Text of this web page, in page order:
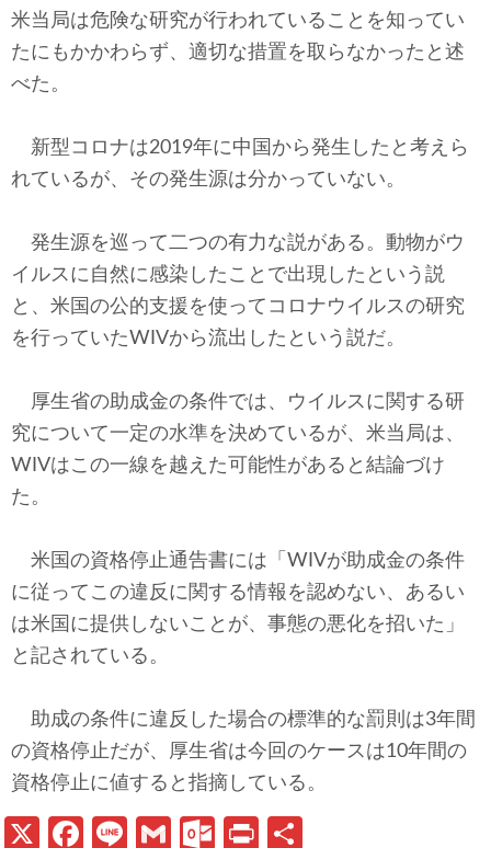
米当局は危険な研究が行われていることを知ってい
たにもかかわらず、適切な措置を取らなかったと述
べた。
新型コロナは2019年に中国から発生したと考えら
れているが、その発生源は分かっていない。
発生源を巡って二つの有力な説がある。動物がウ
イルスに自然に感染したことで出現したという説
と、米国の公的支援を使ってコロナウイルスの研究
を行っていたWIVから流出したという説だ。
厚生省の助成金の条件では、ウイルスに関する研
究について一定の水準を決めているが、米当局は、
WIVはこの一線を越えた可能性があると結論づけ
た。
米国の資格停止通告書には「WIVが助成金の条件
に従ってこの違反に関する情報を認めない、あるい
は米国に提供しないことが、事態の悪化を招いた」
と記されている。
助成の条件に違反した場合の標準的な罰則は3年間
の資格停止だが、厚生省は今回のケースは10年間の
資格停止に値すると指摘している。
X
Fa
Li
G
O
Pr